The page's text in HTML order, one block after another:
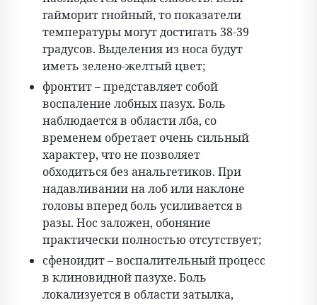
гайморит гнойный, то показатели
температуры могут достигать 38-39
градусов. Выделения из носа будут
иметь зелено-желтый цвет;
фронтит – представляет собой
воспаление лобных пазух. Боль
наблюдается в области лба, со
временем обретает очень сильный
характер, что не позволяет
обходиться без анальгетиков. При
надавливании на лоб или наклоне
головы вперед боль усиливается в
разы. Нос заложен, обоняние
практически полностью отсутствует;
сфеноидит – воспалительный процесс
в клиновидной пазухе. Боль
локализуется в области затылка,